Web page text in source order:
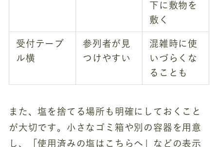
下に敷物を
敷く
受付テーブ
ル横
参列者が見
つけやすい
混雑時に使
いづらくな
ることも
また、塩を捨てる場所も明確にしておくこと
が大切です。小さなゴミ箱や別の容器を用意
し、「使用済みの塩はこちらへ」などの表示